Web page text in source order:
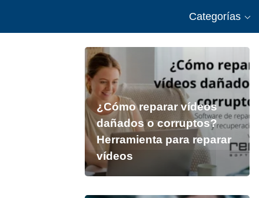
Categorías
¿Cómo reparar vídeos
dañados o corruptos?
Herramienta para reparar
vídeos